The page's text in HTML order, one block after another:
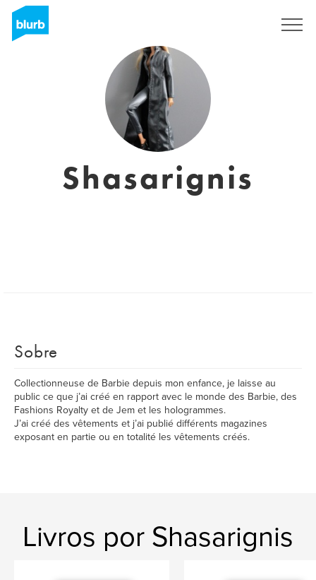
Shasarignis
Sobre
Collectionneuse de Barbie depuis mon enfance, je laisse au
public ce que j’ai créé en rapport avec le monde des Barbie, des
Fashions Royalty et de Jem et les hologrammes.
J’ai créé des vêtements et j’ai publié différents magazines
exposant en partie ou en totalité les vêtements créés.
Livros por Shasarignis